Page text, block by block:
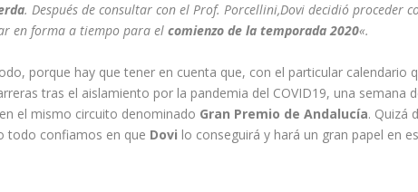
. Después de consultar con el Prof. Porcellini,Dovi decidió proceder
en forma a tiempo para elcomienzo de la temporada 2020«.
porque hay que tener en cuenta que, con el particular calendario
tras el aislamiento por la pandemia del COVID19, una semana
el mismo circuito denominado Gran Premio de Andalucía. Quizá
todo confiamos en que Dovi lo conseguirá y hará un gran papel en